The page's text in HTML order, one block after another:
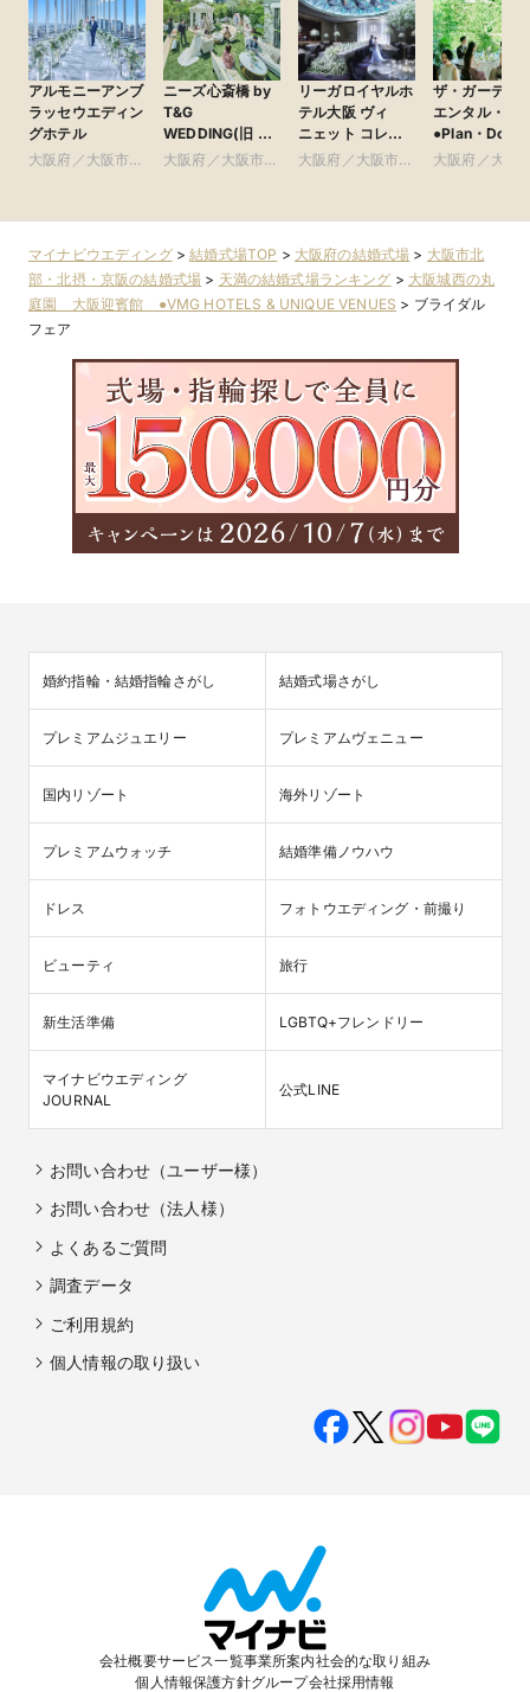
アルモニーアンブ
ラッセウエディン
グホテル
大阪府／大阪市北
ニーズ心斎橋 by
T&G
WEDDING(旧 ア
ルモニーアンブ
大阪府／大阪市南
リーガロイヤルホ
テル大阪 ヴィ
ニェット コレク
ション
大阪府／大阪市北
ザ・ガーデン
エンタル・大
●Plan・Do・
グループ
大阪府／大阪
マイナビウエディング>結婚式場TOP > 大阪府の結婚式場 > 大阪市北
部・北摂・京阪の結婚式場 > 天満の結婚式場ランキング > 大阪城西の丸
庭園 大阪迎賓館 ●VMG HOTELS & UNIQUE VENUES > ブライダル
フェア
婚約指輪・結婚指輪さがし 結婚式場さがし
プレミアムジュエリー プレミアムヴェニュー
国内リゾート 海外リゾート
プレミアムウォッチ 結婚準備ノウハウ
ドレス フォトウエディング・前撮り
ビューティ 旅行
新生活準備 LGBTQ+フレンドリー
マイナビウエディング
JOURNAL
公式LINE
お問い合わせ（ユーザー様）
お問い合わせ（法人様）
よくあるご質問
調査データ
ご利用規約
個人情報の取り扱い
会社概要サービス一覧事業所案内社会的な取り組み
個人情報保護方針グループ会社採用情報